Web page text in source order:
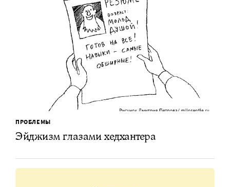
ПРОБЛЕМЫ
Эйджизм глазами хедхантера